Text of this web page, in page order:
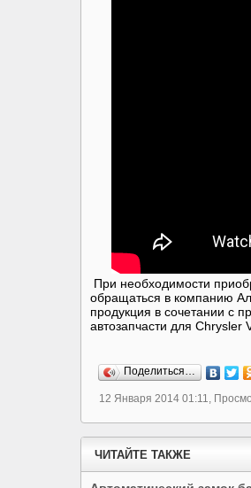
При необходимости
обращаться в компанию
продукция в сочетании с
автозапчасти для Chrysler
Поделиться…
12 Января 2014 01:11,
ЧИТАЙТЕ ТАКЖЕ